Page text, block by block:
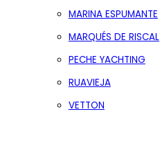
MARINA ESPUMANTE
MARQUÉS DE RISCAL
PECHE YACHTING
RUAVIEJA
VETTON